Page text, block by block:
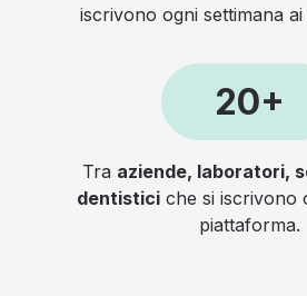
iscrivono ogni settimana
20+
Tra aziende, laboratori,
dentisticiche si iscrivono
piattaforma.